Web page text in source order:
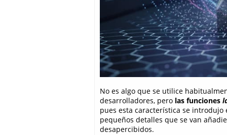
No es algo que se utilice
desarrolladores, pero las funciones
pues esta característica se introdujo
pequeños detalles que se van
desapercibidos.